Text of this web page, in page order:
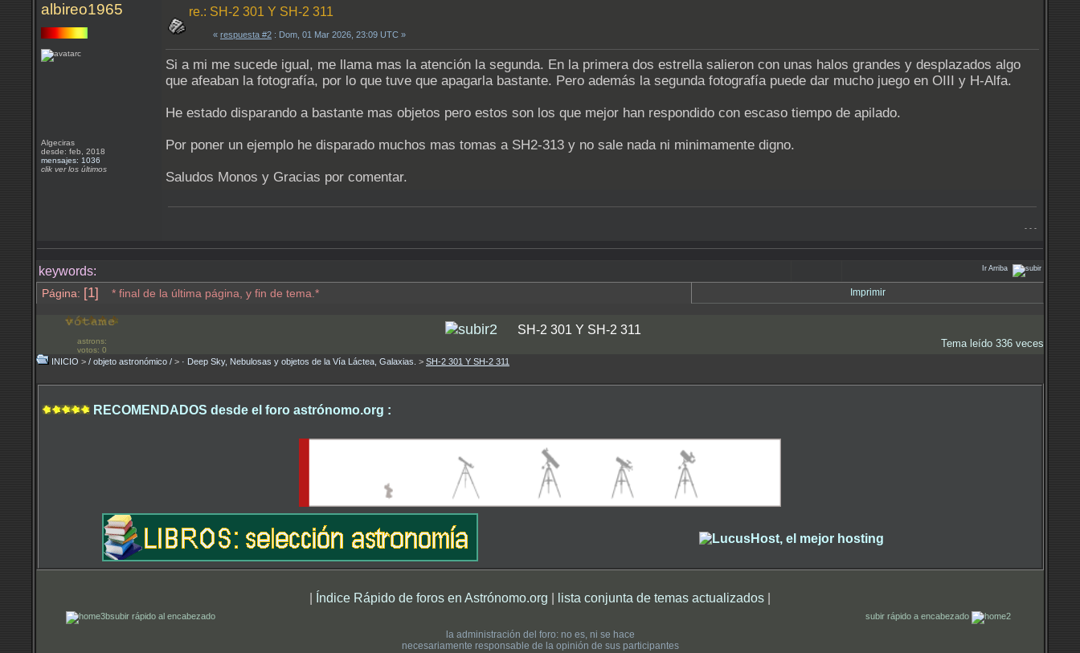
albireo1965
Algeciras
desde: feb, 2018
mensajes: 1036
clik ver los últimos
re.: SH-2 301 Y SH-2 311
« respuesta #2 : Dom, 01 Mar 2026, 23:09 UTC »
Si a mi me sucede igual, me llama mas la atención la segunda. En la primera dos estrella salieron con unas halos grandes y desplazados algo
que afeaban la fotografía, por lo que tuve que apagarla bastante. Pero además la segunda fotografía puede dar mucho juego en OIII y H-Alfa.
He estado disparando a bastante mas objetos pero estos son los que mejor han respondido con escaso tiempo de apilado.
Por poner un ejemplo he disparado muchos mas tomas a SH2-313 y no sale nada ni minimamente digno.
Saludos Monos y Gracias por comentar.
- - -
keywords: Ir Arriba
Página: [1] * final de la última página, y fin de tema.* Imprimir
astrons:
votos: 0
SH-2 301 Y SH-2 311
Tema leído 336 veces
INICIO > / objeto astronómico / > · Deep Sky, Nebulosas y objetos de la Vía Láctea, Galaxias. > SH-2 301 Y SH-2 311
RECOMENDADOS desde el foro astrónomo.org :
| Índice Rápido de foros en Astrónomo.org | lista conjunta de temas actualizados |
subir rápido al encabezado subir rápido a encabezado
la administración del foro: no es, ni se hace
necesariamente responsable de la opinión de sus participantes